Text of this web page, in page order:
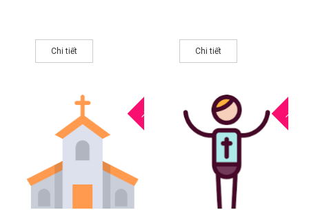
Chi tiết Chi tiết
THG5 THG5